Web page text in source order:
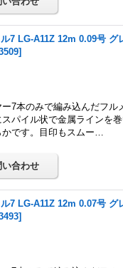
7 LG-A11Z 12m 0.09号 グ
]
7本のみで編み込んだフル
パイル状で金属ラインを
かです。目印もスムー…
7 LG-A11Z 12m 0.07号 グ
]